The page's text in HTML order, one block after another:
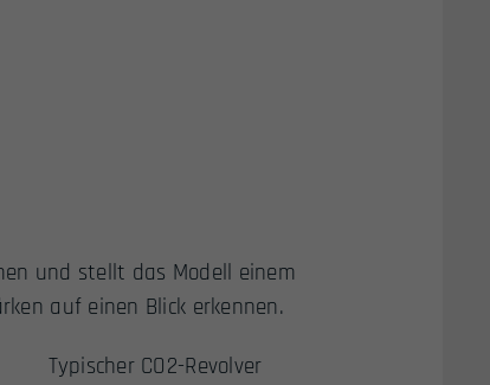
und stellt das Modell einem
auf einen Blick erkennen.
Typischer CO2-Revolver